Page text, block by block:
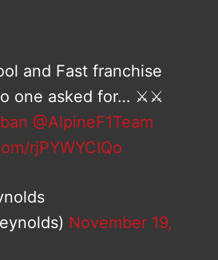
and Fast franchise
one asked for… ⚔️⚔️
@AlpineF1Team
rjPYWYCIQo
November 19,